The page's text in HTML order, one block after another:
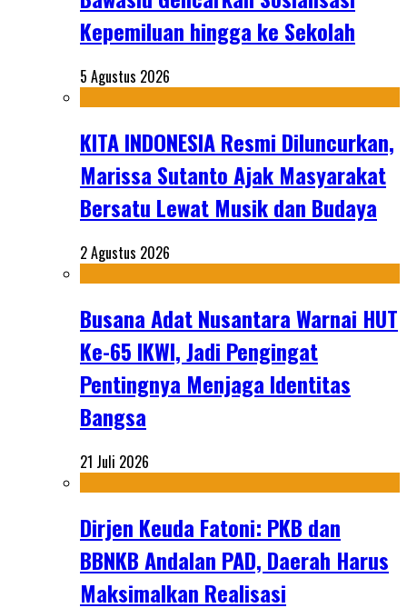
Kepemiluan hingga ke Sekolah
5 Agustus 2026
KITA INDONESIA Resmi Diluncurkan,
Marissa Sutanto Ajak Masyarakat
Bersatu Lewat Musik dan Budaya
2 Agustus 2026
Busana Adat Nusantara Warnai HUT
Ke-65 IKWI, Jadi Pengingat
Pentingnya Menjaga Identitas
Bangsa
21 Juli 2026
Dirjen Keuda Fatoni: PKB dan
BBNKB Andalan PAD, Daerah Harus
Maksimalkan Realisasi